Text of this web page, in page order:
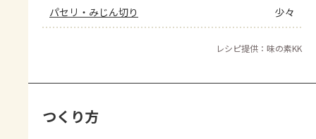
パセリ・みじん切り 少々
レシピ提供：味の素KK
つくり方